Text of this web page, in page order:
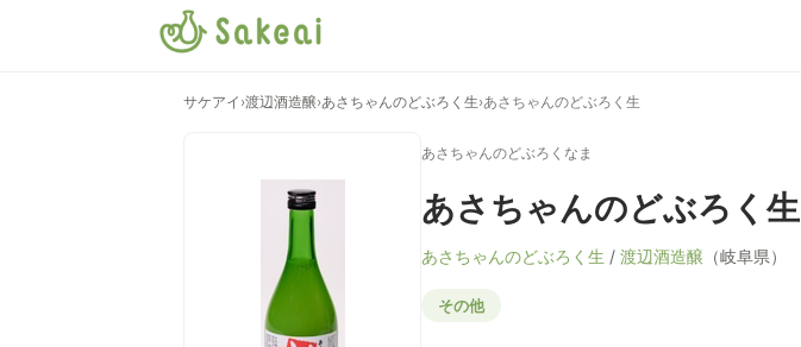
サケアイ ›渡辺酒造醸›あさちゃんのどぶろく生›あさちゃんのどぶろく生
あさちゃんのどぶろくなま
あさちゃんのどぶろく生
あさちゃんのどぶろく生 / 渡辺酒造醸 （岐阜県）
その他